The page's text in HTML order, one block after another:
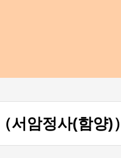
서암정사(함양)）